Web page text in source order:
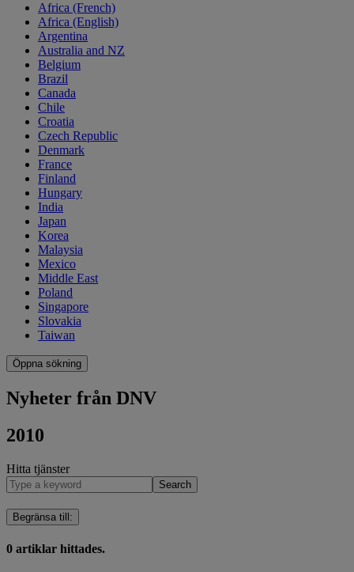
Africa (French)
Africa (English)
Argentina
Australia and NZ
Belgium
Brazil
Canada
Chile
Croatia
Czech Republic
Denmark
France
Finland
Hungary
India
Japan
Korea
Malaysia
Mexico
Middle East
Poland
Singapore
Slovakia
Taiwan
Öppna sökning
Nyheter från DNV
2010
Hitta tjänster
Search
Begränsa till :
0 artiklar hittades.